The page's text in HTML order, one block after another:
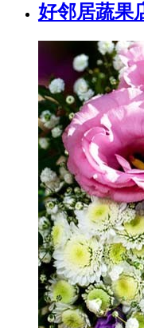
好邻居蔬果